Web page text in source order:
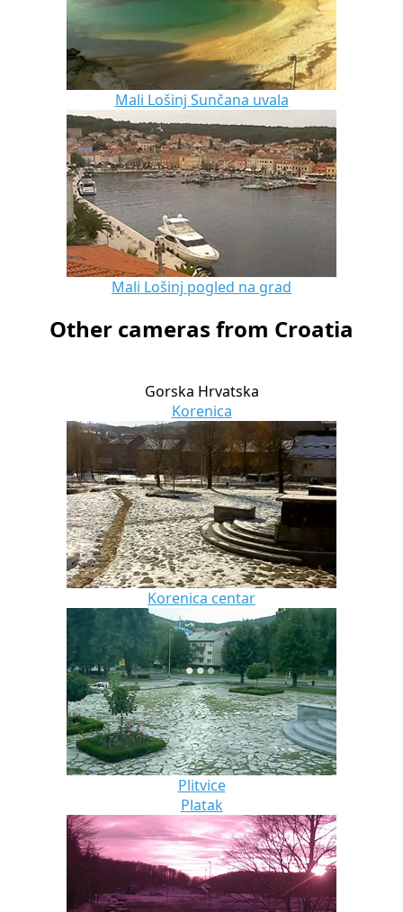
Mali Lošinj Sunčana uvala
Mali Lošinj pogled na grad
Other cameras from Croatia
Gorska Hrvatska
Korenica
Korenica centar
Plitvice
Platak